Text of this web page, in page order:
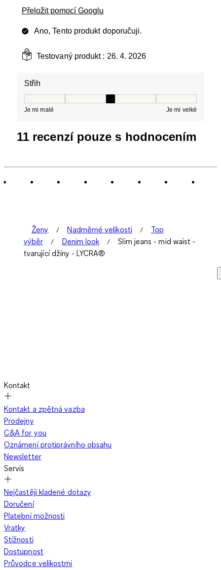
Přeložit pomocí Googlu
Ano, Tento produkt doporučuji.
Testovaný produkt : 26. 4. 2026
Střih
Je mi malé Je mi velké
11 recenzí pouze s hodnocením
Ženy Nadměrné velikosti
Top
výběr
Denim look
Slim jeans - mid waist -
tvarující džíny - LYCRA®
Kontakt
Kontakt a zpětná vazba
Prodejny
C&A for you
Oznámení protiprávního obsahu
Newsletter
Servis
Nejčastěji kladené dotazy
Doručení
Platební možnosti
Vratky
Stížnosti
Dostupnost
Průvodce velikostmi